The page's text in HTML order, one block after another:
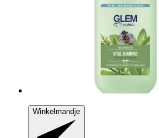
Winkelmandje